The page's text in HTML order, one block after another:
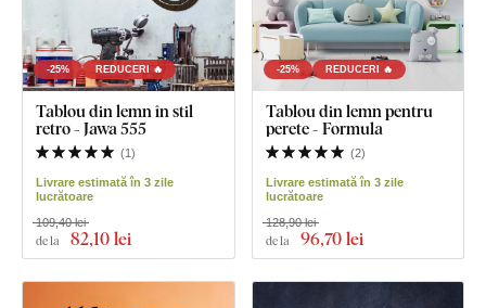
-25% REDUCERI 🔥
Tablou din lemn în stil
retro - Jawa 555
(1 )
Livrare estimată în 3 zile
lucrătoare
de la 82,10 lei
109,40 lei
-25% REDUCERI 🔥
Tablou din lemn pentru
perete - Formula
(2)
Livrare estimată în 3 zile
lucrătoare
de la 96,70 lei
128,90 lei